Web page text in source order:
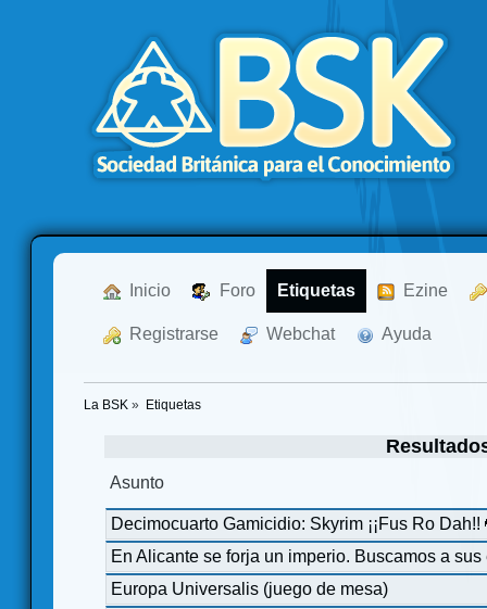
Inicio Foro Etiquetas Ezine
Registrarse Webchat Ayuda
La BSK » Etiquetas
Asunto
Decimocuarto Gamicidio: Skyrim ¡¡Fus Ro Dah!!
En Alicante se forja un imperio. Buscamos a sus
Europa Universalis (juego de mesa)